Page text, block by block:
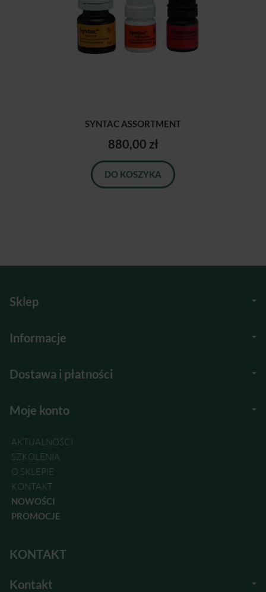
SYNTAC ASSORTMENT
880,00 zł
DO KOSZYKA
Sklep
Informacje
Dostawa i płatności
Moje konto
AKTUALNOŚCI
SZKOLENIA
O SKLEPIE
KONTAKT
NOWOŚCI
PROMOCJE
KONTAKT
Kontakt